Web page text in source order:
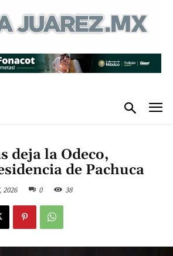
deja la Odeco,
de Pachuca
2026 0 38